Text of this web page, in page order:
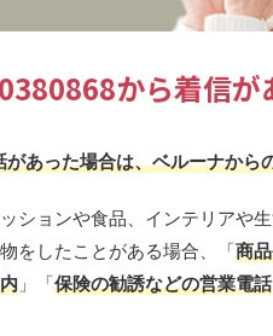
から着信が
あった場合は、ベルーナから
ションや食品、インテリアや
をしたことがある場合、「商
」「保険の勧誘などの営業電話